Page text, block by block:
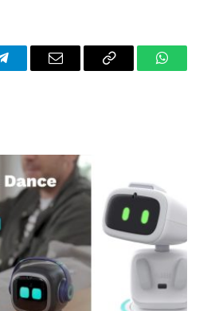
TelegramEmail
Copy